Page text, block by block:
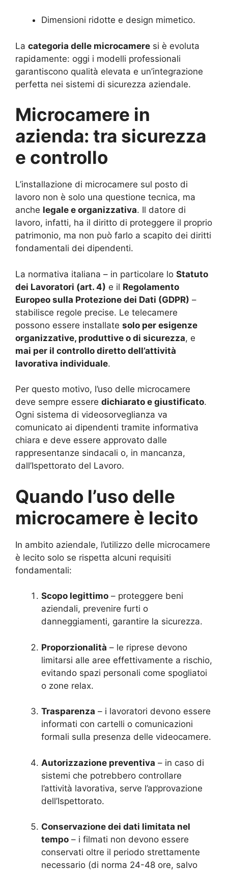
Dimensioni ridotte e design mimetico.
La categoria delle microcamere si è evoluta
rapidamente: oggi i modelli professionali
garantiscono qualità elevata e un’integrazione
perfetta nei sistemi di sicurezza aziendale.
Microcamere in
azienda: tra sicurezza
e controllo
L’installazione di microcamere sul posto di
lavoro non è solo una questione tecnica, ma
anche legale e organizzativa. Il datore di
lavoro, infatti, ha il diritto di proteggere il proprio
patrimonio, ma non può farlo a scapito dei diritti
fondamentali dei dipendenti.
La normativa italiana – in particolare lo Statuto
dei Lavoratori (art. 4) e il Regolamento
Europeo sulla Protezione dei Dati (GDPR) –
stabilisce regole precise. Le telecamere
possono essere installate solo per esigenze
organizzative, produttive o di sicurezza, e
mai per il controllo diretto dell’attività
lavorativa individuale.
Per questo motivo, l’uso delle microcamere
deve sempre essere dichiarato e giustificato.
Ogni sistema di videosorveglianza va
comunicato ai dipendenti tramite informativa
chiara e deve essere approvato dalle
rappresentanze sindacali o, in mancanza,
dall’Ispettorato del Lavoro.
Quando l’uso delle
microcamere è lecito
In ambito aziendale, l’utilizzo delle microcamere
è lecito solo se rispetta alcuni requisiti
fondamentali:
Scopo legittimo – proteggere beni
aziendali, prevenire furti o
danneggiamenti, garantire la sicurezza.
Proporzionalità – le riprese devono
limitarsi alle aree effettivamente a rischio,
evitando spazi personali come spogliatoi
o zone relax.
Trasparenza – i lavoratori devono essere
informati con cartelli o comunicazioni
formali sulla presenza delle videocamere.
Autorizzazione preventiva – in caso di
sistemi che potrebbero controllare
l’attività lavorativa, serve l’approvazione
dell’Ispettorato.
Conservazione dei dati limitata nel
tempo – i filmati non devono essere
conservati oltre il periodo strettamente
necessario (di norma 24-48 ore, salvo